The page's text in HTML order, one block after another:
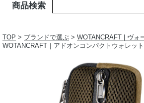
商品検索
TOP > ブランドで選ぶ > WOTANCRAFT | ヴォ
WOTANCRAFT｜アドオンコンパクトウォレッ